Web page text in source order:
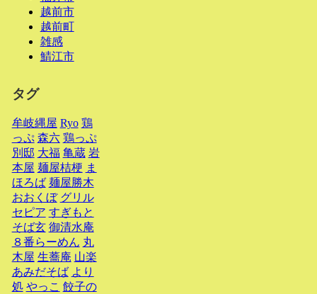
越前市
越前町
雑感
鯖江市
タグ
牟岐縄屋 Ryo 鶏
っぷ 森六 鶏っぷ
別邸 大福 亀蔵 岩
本屋 麺屋桔梗 ま
ほろば 麺屋勝木
おおくぼ グリル
セピア すぎもと
そば玄 御清水庵
８番らーめん 丸
木屋 生蕎庵 山楽
あみだそば より
処 やっこ 餃子の